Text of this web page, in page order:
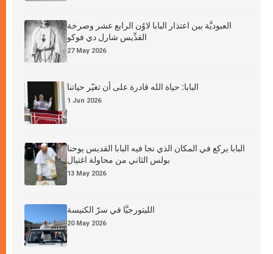
العبوديَّة بين اعتذار البابا لاوُن الرابع عشر وصرخة
القدِّيس شارل دي فوكو
27 May 2026
البابا: حياة الله قادرة على أن تغيّر حياتنا
1 Jun 2026
البابا يركع في المكان الذي نجا فيه البابا القديس يوحنا
بولس الثاني من محاولة اغتيال
13 May 2026
الليتورجيَّا في سرّ الكنيسة
20 May 2026